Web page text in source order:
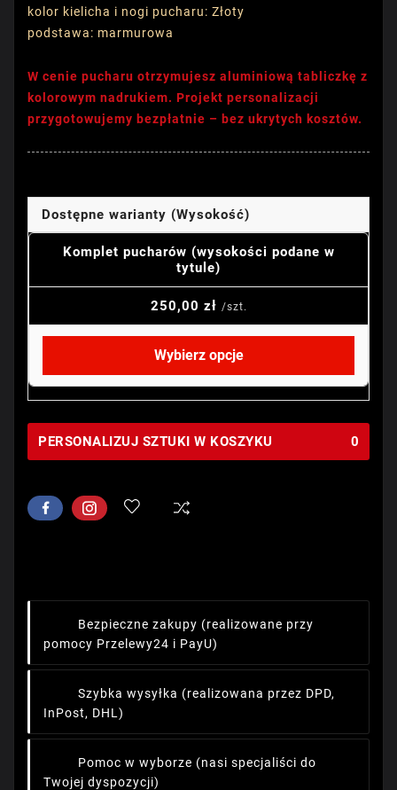
kolor kielicha i nogi pucharu: Złoty
podstawa: marmurowa
W cenie pucharu otrzymujesz aluminiową tabliczkę z
kolorowym nadrukiem. Projekt personalizacji
przygotowujemy bezpłatnie – bez ukrytych kosztów.
Dostępne warianty (Wysokość)
Komplet pucharów (wysokości podane w
tytule)
250,00 zł /szt.
Wybierz opcje
PERSONALIZUJ SZTUKI W KOSZYKU 0
Bezpieczne zakupy (realizowane przy
pomocy Przelewy24 i PayU)
Szybka wysyłka (realizowana przez DPD,
InPost, DHL)
Pomoc w wyborze (nasi specjaliści do
Twojej dyspozycji)